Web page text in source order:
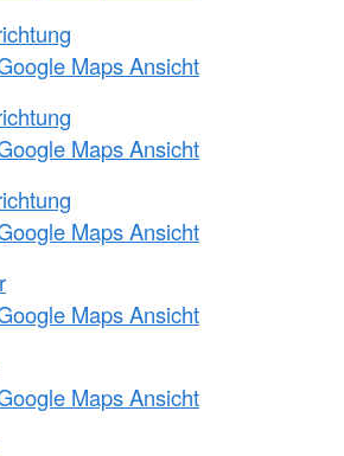
Maps Ansicht
Maps Ansicht
Maps Ansicht
Maps Ansicht
Maps Ansicht